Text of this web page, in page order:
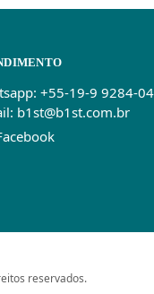
+55-19-9 9284-
b1st@b1st.com.br
reservados.